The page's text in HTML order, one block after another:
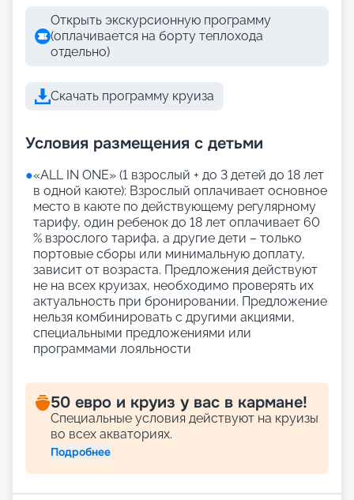
Открыть экскурсионную программу
(оплачивается на борту теплохода
отдельно)
Скачать программу круиза
Условия размещения с детьми
●«АLL IN ONE» (1 взрослый + до 3 детей до 18 лет
в одной каюте): Взрослый оплачивает основное
место в каюте по действующему регулярному
тарифу, один ребенок до 18 лет оплачивает 60
% взрослого тарифа, а другие дети – только
портовые сборы или минимальную доплату,
зависит от возраста. Предложения действуют
не на всех круизах, необходимо проверять их
актуальность при бронировании. Предложение
нельзя комбинировать с другими акциями,
специальными предложениями или
программами лояльности
50 евро и круиз у вас в кармане!
Специальные условия действуют на круизы
во всех акваториях.
Подробнее